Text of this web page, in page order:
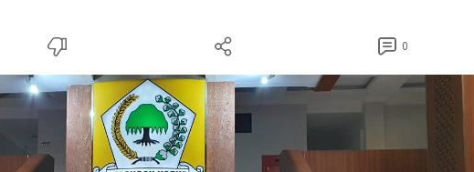
0